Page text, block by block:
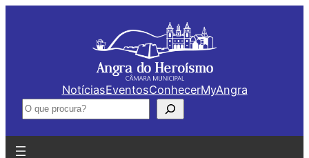
NotíciasEventosConhecerMyAngra
Pesquisar